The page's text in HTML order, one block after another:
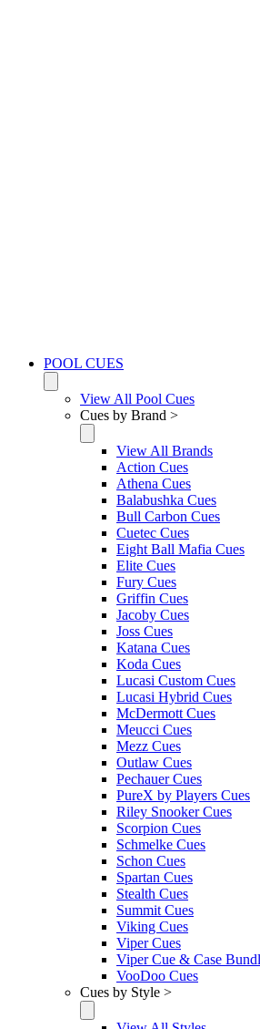
POOL CUES
View All Pool Cues
Cues by Brand >
View All Brands
Action Cues
Athena Cues
Balabushka Cues
Bull Carbon Cues
Cuetec Cues
Eight Ball Mafia Cues
Elite Cues
Fury Cues
Griffin Cues
Jacoby Cues
Joss Cues
Katana Cues
Koda Cues
Lucasi Custom Cues
Lucasi Hybrid Cues
McDermott Cues
Meucci Cues
Mezz Cues
Outlaw Cues
Pechauer Cues
PureX by Players Cues
Riley Snooker Cues
Scorpion Cues
Schmelke Cues
Schon Cues
Spartan Cues
Stealth Cues
Summit Cues
Viking Cues
Viper Cues
Viper Cue & Case
VooDoo Cues
Cues by Style >